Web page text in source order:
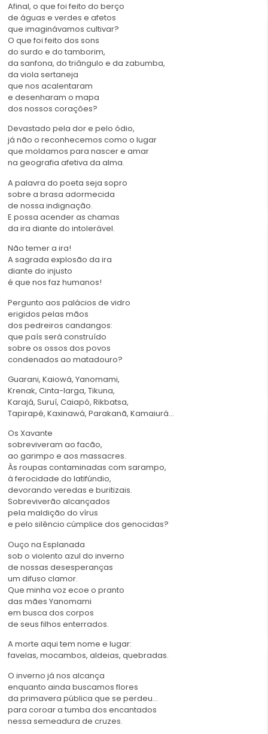
Afinal, o que foi feito do berço
de águas e verdes e afetos
que imaginávamos cultivar?
O que foi feito dos sons
do surdo e do tamborim,
da sanfona, do triângulo e da zabumba,
da viola sertaneja
que nos acalentaram
e desenharam o mapa
dos nossos corações?
Devastado pela dor e pelo ódio,
já não o reconhecemos como o lugar
que moldamos para nascer e amar
na geografia afetiva da alma.
A palavra do poeta seja sopro
sobre a brasa adormecida
de nossa indignação.
E possa acender as chamas
da ira diante do intolerável.
Não temer a ira!
A sagrada explosão da ira
diante do injusto
é que nos faz humanos!
Pergunto aos palácios de vidro
erigidos pelas mãos
dos pedreiros candangos:
que país será construído
sobre os ossos dos povos
condenados ao matadouro?
Guarani, Kaiowá, Yanomami,
Krenak, Cinta-larga, Tikuna,
Karajá, Suruí, Caiapó, Rikbatsa,
Tapirapé, Kaxinawá, Parakanã, Kamaiurá…
Os Xavante
sobreviveram ao facão,
ao garimpo e aos massacres.
Às roupas contaminadas com sarampo,
à ferocidade do latifúndio,
devorando veredas e buritizais.
Sobreviverão alcançados
pela maldição do vírus
e pelo silêncio cúmplice dos genocidas?
Ouço na Esplanada
sob o violento azul do inverno
de nossas desesperanças
um difuso clamor.
Que minha voz ecoe o pranto
das mães Yanomami
em busca dos corpos
de seus filhos enterrados.
A morte aqui tem nome e lugar:
favelas, mocambos, aldeias, quebradas.
O inverno já nos alcança
enquanto ainda buscamos flores
da primavera pública que se perdeu…
para coroar a tumba dos encantados
nessa semeadura de cruzes.